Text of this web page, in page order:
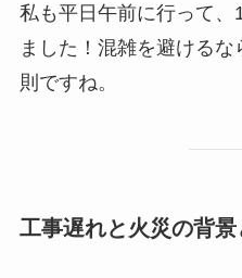
私も平日午前に行って
ました！混雑を避ける
則ですね。
工事遅れと火災の背景